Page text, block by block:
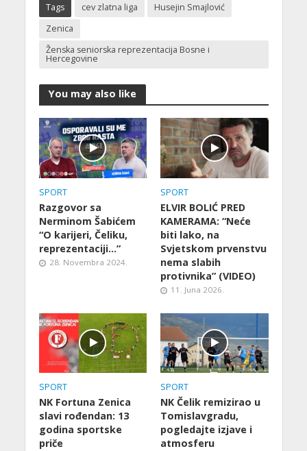
Tags cev zlatna liga
Husejin Smajlović
Zenica
Ženska seniorska reprezentacija Bosne i
Hercegovine
You may also like
SPORT
Razgovor sa
Nerminom Šabićem
“O karijeri, Čeliku,
reprezentaciji…”
28. Novembra 2024.
SPORT
ELVIR BOLIĆ PRED
KAMERAMA: “Neće
biti lako, na
Svjetskom prvenstvu
nema slabih
protivnika” (VIDEO)
11. Juna 2026.
SPORT
NK Fortuna Zenica
slavi rođendan: 13
godina sportske
priče
SPORT
NK Čelik remizirao u
Tomislavgradu,
pogledajte izjave i
atmosferu